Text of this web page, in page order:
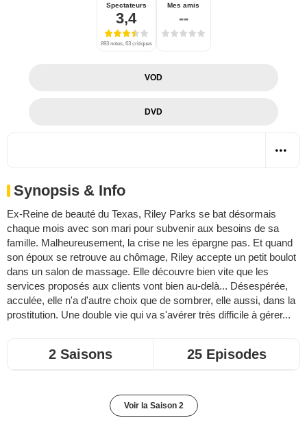
Spectateurs
3,4
893 notes, 63 critiques
Mes amis
--
VOD
DVD
Synopsis & Info
Ex-Reine de beauté du Texas, Riley Parks se bat désormais
chaque mois avec son mari pour subvenir aux besoins de sa
famille. Malheureusement, la crise ne les épargne pas. Et quand
son époux se retrouve au chômage, Riley accepte un petit boulot
dans un salon de massage. Elle découvre bien vite que les
services proposés aux clients vont bien au-delà... Désespérée,
acculée, elle n'a d'autre choix que de sombrer, elle aussi, dans la
prostitution. Une double vie qui va s'avérer très difficile à gérer...
2 Saisons 25 Episodes
Voir la Saison 2